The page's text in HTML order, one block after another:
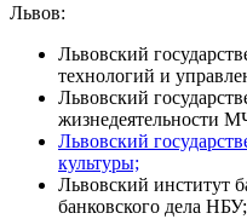
Львов:
Львовский
технологий и
Львовский
жизнедеятельности
Львовский
культуры;
Львовский институт
банковского дела НБУ;